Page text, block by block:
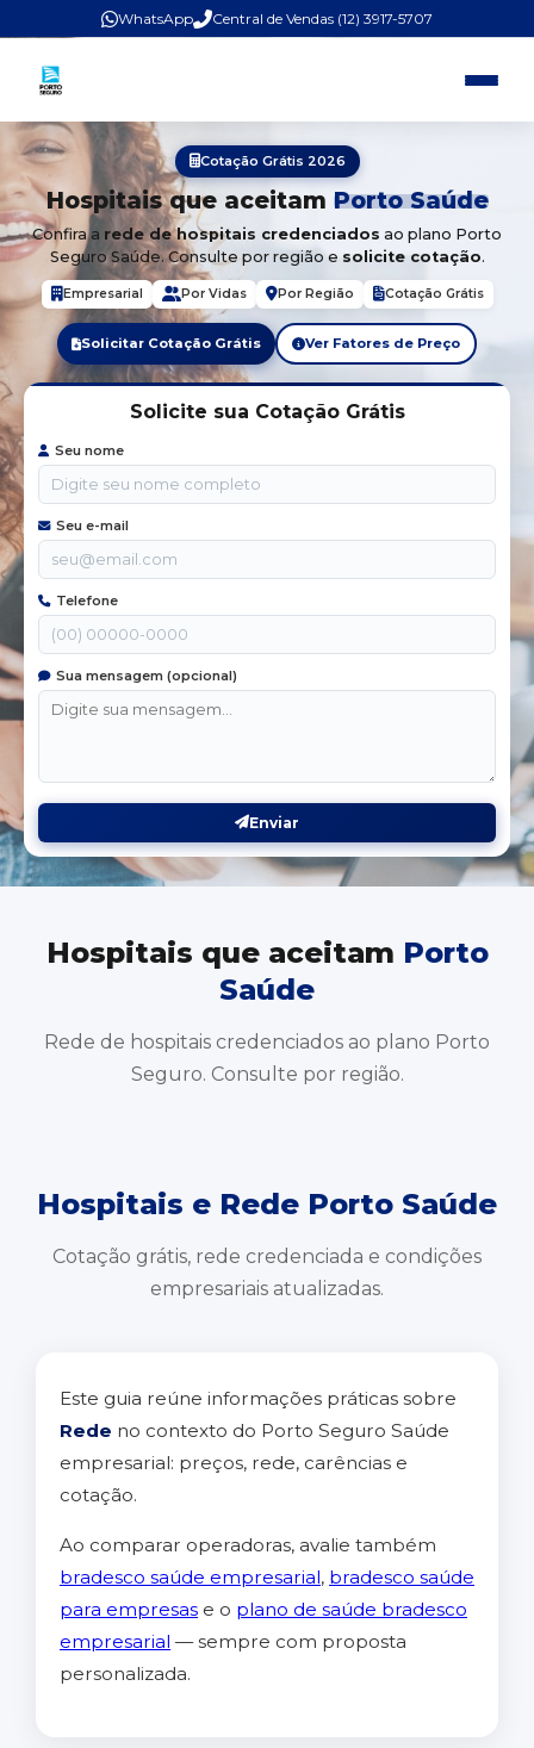
WhatsApp Central de Vendas (12) 3917-5707
Cotação Grátis 2026
Hospitais que aceitam Porto Saúde
Confira a rede de hospitais credenciados ao plano Porto
Seguro Saúde. Consulte por região e solicite cotação.
Empresarial Por Vidas Por Região Cotação Grátis
Solicitar Cotação Grátis Ver Fatores de Preço
Solicite sua Cotação Grátis
Seu nome
Seu e-mail
Telefone
Sua mensagem (opcional)
Enviar
Hospitais que aceitam Porto
Saúde
Rede de hospitais credenciados ao plano Porto
Seguro. Consulte por região.
Hospitais e Rede Porto Saúde
Cotação grátis, rede credenciada e condições
empresariais atualizadas.
Este guia reúne informações práticas sobre
Rede no contexto do Porto Seguro Saúde
empresarial: preços, rede, carências e
cotação.
Ao comparar operadoras, avalie também
bradesco saúde empresarial, bradesco saúde
para empresas e o plano de saúde bradesco
empresarial — sempre com proposta
personalizada.